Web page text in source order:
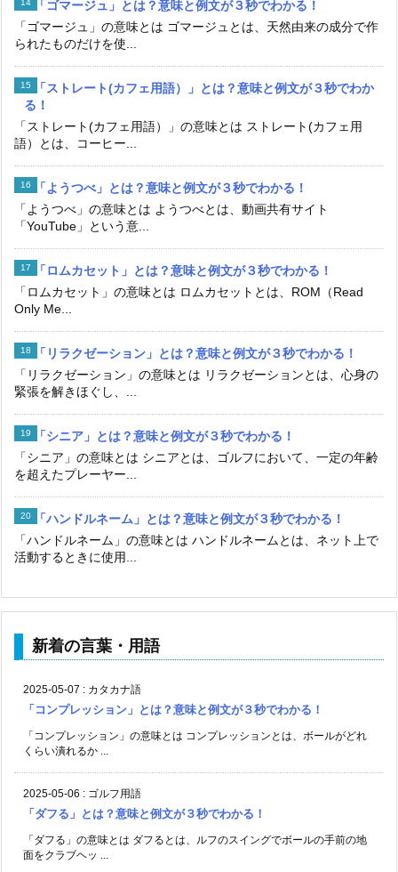
「ゴマージュ」とは？意味と例文が３秒でわかる！
「ゴマージュ」の意味とは ゴマージュとは、天然由来の成分で作
られたものだけを使...
「ストレート(カフェ用語）」とは？意味と例文が３秒でわか
る！
「ストレート(カフェ用語）」の意味とは ストレート(カフェ用
語）とは、コーヒー...
「ようつべ」とは？意味と例文が３秒でわかる！
「ようつべ」の意味とは ようつべとは、動画共有サイト
「YouTube」という意...
「ロムカセット」とは？意味と例文が３秒でわかる！
「ロムカセット」の意味とは ロムカセットとは、ROM（Read
Only Me...
「リラクゼーション」とは？意味と例文が３秒でわかる！
「リラクゼーション」の意味とは リラクゼーションとは、心身の
緊張を解きほぐし、...
「シニア」とは？意味と例文が３秒でわかる！
「シニア」の意味とは シニアとは、ゴルフにおいて、一定の年齢
を超えたプレーヤー...
「ハンドルネーム」とは？意味と例文が３秒でわかる！
「ハンドルネーム」の意味とは ハンドルネームとは、ネット上で
活動するときに使用...
新着の言葉・用語
2025-05-07 : カタカナ語
「コンプレッション」とは？意味と例文が３秒でわかる！
「コンプレッション」の意味とは コンプレッションとは、ボールがどれ
くらい潰れるか ...
2025-05-06 : ゴルフ用語
「ダフる」とは？意味と例文が３秒でわかる！
「ダフる」の意味とは ダフるとは、ルフのスイングでボールの手前の地
面をクラブヘッ ...